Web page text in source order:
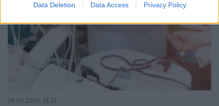
Data Deletion Data Access Privacy Policy
28.05.2025, 12:27